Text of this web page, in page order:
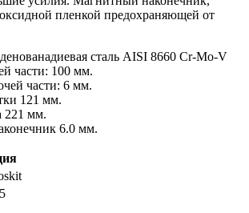
пленкой предохраняющей от
сталь AISI 8660 Cr-Mo-V
части: 100 мм.
части: 6 мм.
121 мм.
221 мм.
6.0 мм.